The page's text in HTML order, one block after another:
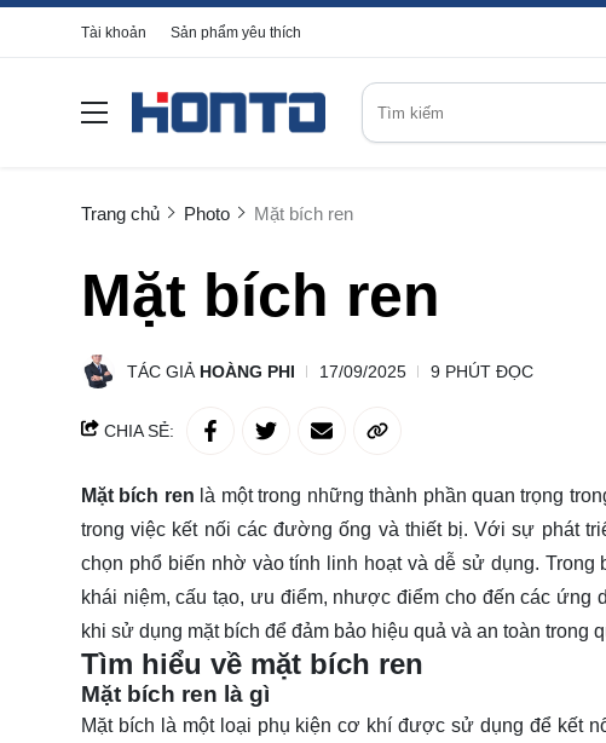
Tài khoản Sản phẩm yêu thích
Trang chủ Photo Mặt bích ren
Mặt bích ren
TÁC GIẢ HOÀNG PHI 17/09/2025 9 PHÚT ĐỌC
CHIA SẺ:
Mặt bích ren là một trong những thành phần quan trọng
trong việc kết nối các đường ống và thiết bị. Với sự phát
chọn phổ biến nhờ vào tính linh hoạt và dễ sử dụng. Trong
khái niệm, cấu tạo, ưu điểm, nhược điểm cho đến các
khi sử dụng mặt bích để đảm bảo hiệu quả và an toàn trong
Tìm hiểu về mặt bích ren
Mặt bích ren là gì
Mặt bích là một loại phụ kiện cơ khí được sử dụng để kết